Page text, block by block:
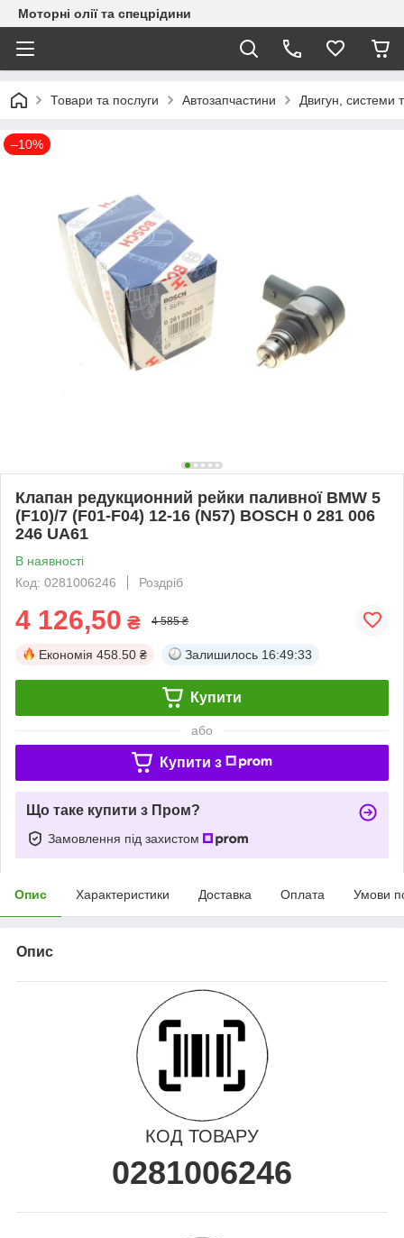
Моторні олії та спецрідини
Товари та послуги Автозапчастини Двигун, системи
–10%
Клапан редукционний рейки паливної BMW 5
(F10)/7 (F01-F04) 12-16 (N57) BOSCH 0 281 006
246 UA61
В наявності
Код: 0281006246
Роздріб
4 126,50 ₴ 4 585 ₴
Економія 458.50 ₴ Залишилось 16:49:33
Купити
або
Купити з
Що таке купити з Пром?
Замовлення під захистом
Опис Характеристики Доставка Оплата Умови
Опис
КОД ТОВАРУ
0281006246